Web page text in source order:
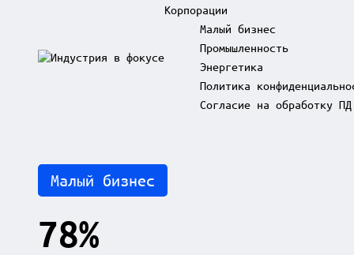
р
я
ф
о
Корпорации
Малый бизнес
Промышленность
Энергетика
Политика
Согласие на обработку ПД
Posted
in
Малый бизнес
78%